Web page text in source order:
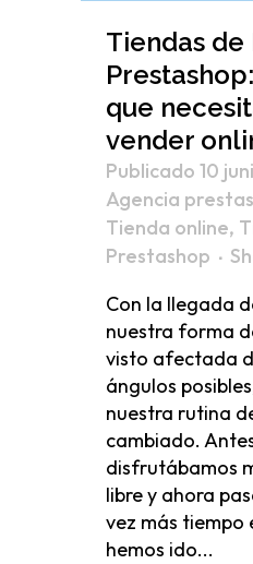
Tiendas
que
vender
Publicado 10
Agencia
Tienda online,
Prestashop
Con la llegada
nuestra forma
visto afectada
ángulos
nuestra rutina
cambiado.
disfrutábamos
libre y ahora
vez más tiempo
hemos ido...